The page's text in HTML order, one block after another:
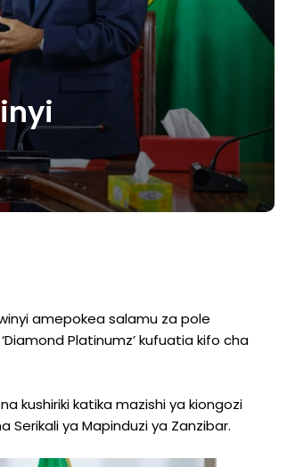
amepokea salamu za pole
Platinumz’ kufuatia kifo cha
kushiriki katika mazishi ya kiongozi
ya Mapinduzi ya Zanzibar.